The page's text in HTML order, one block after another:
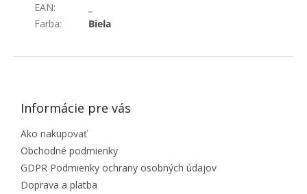
EAN:
Farba: Biela
ZÁPÄTIE
Informácie pre vás
Ako nakupovať
Obchodné podmienky
GDPR Podmienky ochrany osobných údajov
Doprava a platba